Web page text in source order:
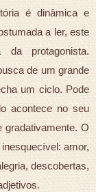
é dinâmica e
a ler, este
protagonista.
de um grande
um ciclo. Pode
acontece no seu
gradativamente. O
amor,
descobertas,